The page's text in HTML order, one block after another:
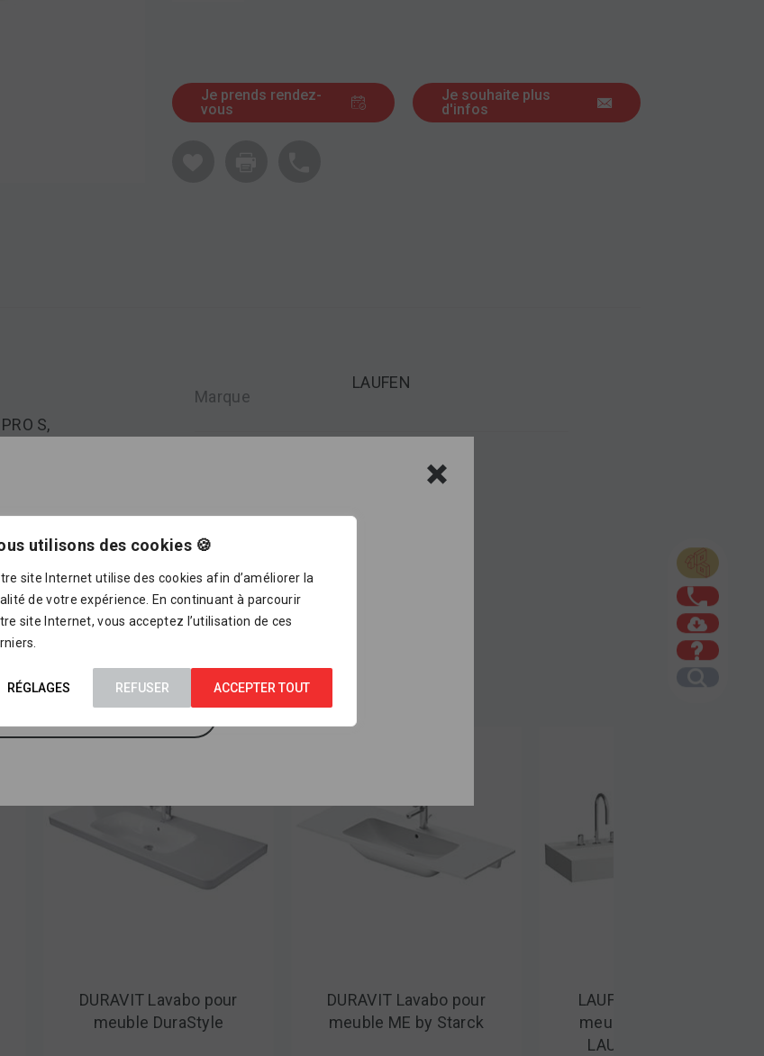
utilisons des cookies 🍪
site Internet utilise des cookies afin d’améliorer la
de votre expérience. En continuant à parcourir
site Internet, vous acceptez l’utilisation de ces
RÉGLAGES REFUSER ACCEPTER TOUT
Je prends rendez-
vous
Je souhaite plus
d'infos
S,
460 mm,
Marque
LAUFEN
DURAVIT Lavabo pour
meuble DuraStyle
DURAVIT Lavabo pour
meuble ME by Starck
LAUFEN Lavabo pour
meuble KARTELL BY
LAUFEN 1200 mm
plus en magasin !
proposé dans notre catalogue en ligne ne
pour le moment qu’un petit aperçu de ce que
trouver dans nos points de vente, où sont
milliers d’autres références.